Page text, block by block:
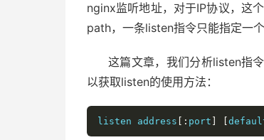
nginx监听地址，对于IP协议，这
path，一条listen指令只能指定一
这篇文章，我们分析listen指
以获取listen的使用方法：
listen address [: port